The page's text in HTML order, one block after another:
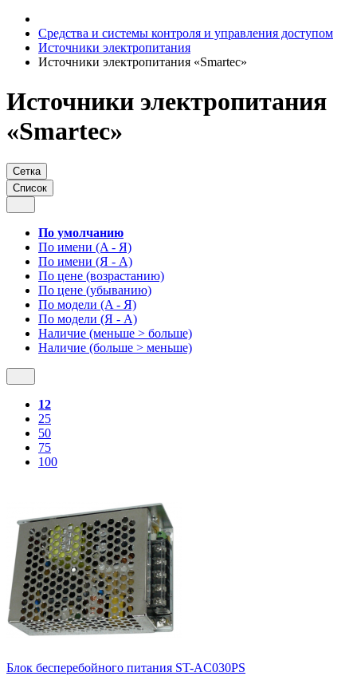
Средства и системы контроля и управления доступом
Источники электропитания
Источники электропитания «Smartec»
Источники электропитания
«Smartec»
Сетка
Список
По умолчанию
По имени (A - Я)
По имени (Я - A)
По цене (возрастанию)
По цене (убыванию)
По модели (A - Я)
По модели (Я - A)
Наличие (меньше > больше)
Наличие (больше > меньше)
12
25
50
75
100
Блок бесперебойного питания ST-AC030PS